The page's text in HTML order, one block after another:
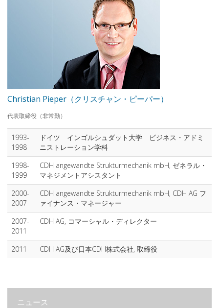
Christian Pieper（クリスチャン・ピーパー）
代表取締役（非常勤）
1993-
1998
ドイツ インゴルシュダット大学 ビジネス・アドミ
ニストレーション学科
1998-
1999
CDH angewandte Strukturmechanik mbH, ゼネラル・
マネジメントアシスタント
2000-
2007
CDH angewandte Strukturmechanik mbH, CDH AG フ
ァイナンス・マネージャー
2007-
2011
CDH AG, コマーシャル・ディレクター
2011 CDH AG及び日本CDH株式会社, 取締役
ニュース